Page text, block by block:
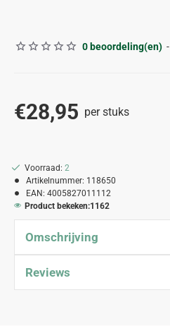
0 beoordeling(en) -
€28,95 per stuks
Voorraad: 2
Artikelnummer: 118650
EAN: 4005827011112
Product bekeken:1162
Omschrijving
Reviews